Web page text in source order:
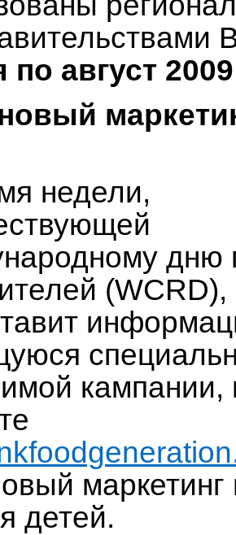
по август 2009
недели,
дню
(WCRD),
маркетинг
детей.